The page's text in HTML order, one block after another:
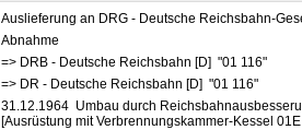
Auslieferung an DRG - Deutsche Reichsbahn-
Abnahme
=> DRB - Deutsche Reichsbahn [D] "01 116"
=> DR - Deutsche Reichsbahn [D] "01 116"
31.12.1964 Umbau durch
[Ausrüstung mit Verbrennungskammer-Kessel